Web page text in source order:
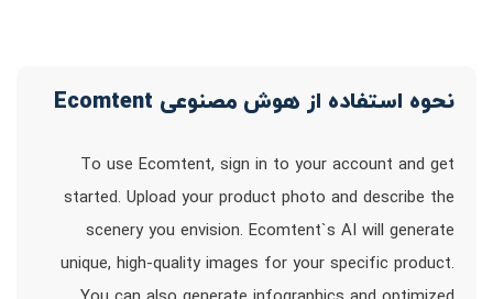
نحوه استفاده از هوش مصنوعی Ecomtent
To use Ecomtent, sign in to your account and get
started. Upload your product photo and describe the
scenery you envision. Ecomtent`s AI will generate
unique, high-quality images for your specific product.